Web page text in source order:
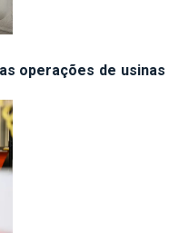
operações de usinas